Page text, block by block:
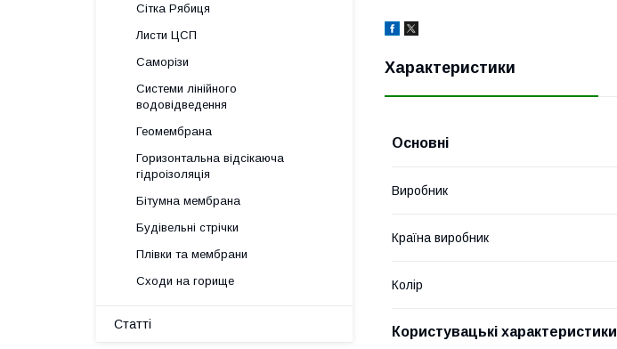
Характеристики
Основні
Виробник
Країна виробник
Колір
Користувацькі характеристики
Сітка Рябиця
Листи ЦСП
Саморізи
Системи лінійного
водовідведення
Геомембрана
Горизонтальна відсікаюча
гідроізоляція
Бітумна мембрана
Будівельні стрічки
Плівки та мембрани
Сходи на горище
Статті